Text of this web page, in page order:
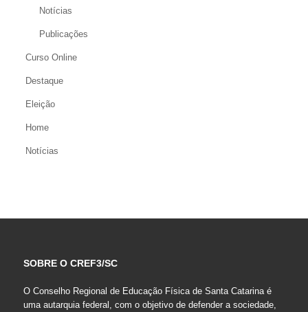
Notícias
Publicações
Curso Online
Destaque
Eleição
Home
Notícias
SOBRE O CREF3/SC
O Conselho Regional de Educação Física de Santa Catarina é
uma autarquia federal, com o objetivo de defender a sociedade,